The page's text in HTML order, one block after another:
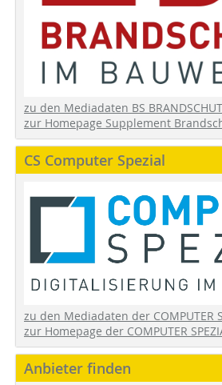
zu den Mediadaten BS
zur Homepage Supplement
CS Computer Spezial
zu den Mediadaten der COMPUTER
zur Homepage der COMPUTER
Anbieter finden